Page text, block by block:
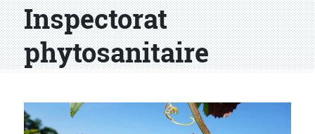
Inspectorat
phytosanitaire